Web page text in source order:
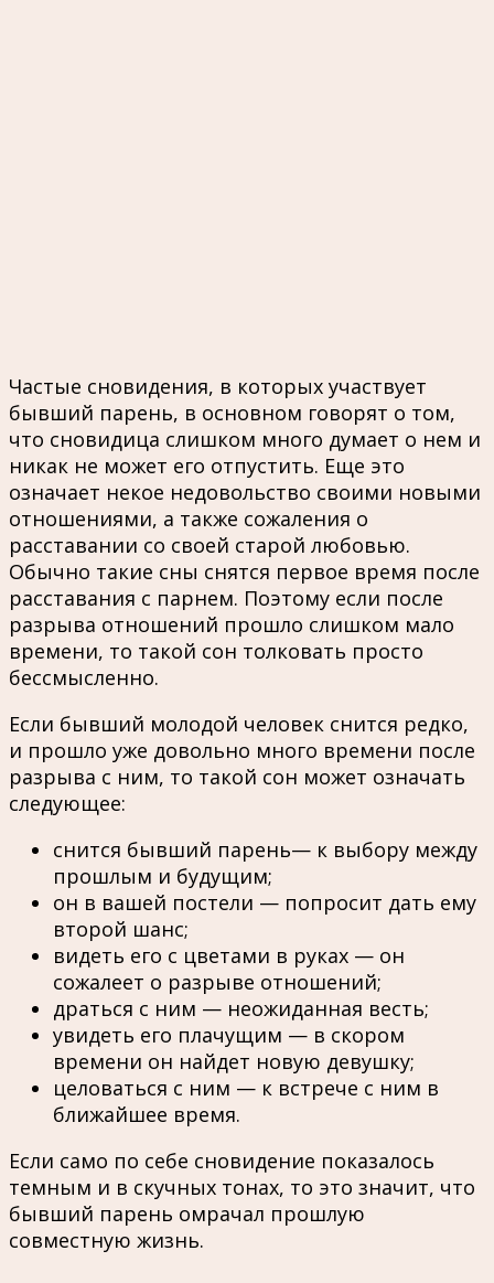
Частые сновидения, в которых участвует
бывший парень, в основном говорят о том,
что сновидица слишком много думает о нем и
никак не может его отпустить. Еще это
означает некое недовольство своими новыми
отношениями, а также сожаления о
расставании со своей старой любовью.
Обычно такие сны снятся первое время после
расставания с парнем. Поэтому если после
разрыва отношений прошло слишком мало
времени, то такой сон толковать просто
бессмысленно.
Если бывший молодой человек снится редко,
и прошло уже довольно много времени после
разрыва с ним, то такой сон может означать
следующее:
снится бывший парень— к выбору между
прошлым и будущим;
он в вашей постели — попросит дать ему
второй шанс;
видеть его с цветами в руках — он
сожалеет о разрыве отношений;
драться с ним — неожиданная весть;
увидеть его плачущим — в скором
времени он найдет новую девушку;
целоваться с ним — к встрече с ним в
ближайшее время.
Если само по себе сновидение показалось
темным и в скучных тонах, то это значит, что
бывший парень омрачал прошлую
совместную жизнь.